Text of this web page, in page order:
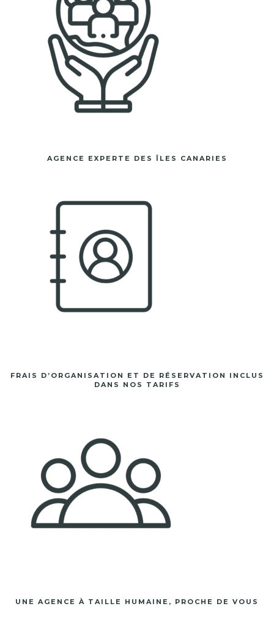
AGENCE EXPERTE DES ÎLES CANARIES
FRAIS D’ORGANISATION ET DE RÉSERVATION INCLUS
DANS NOS TARIFS
UNE AGENCE À TAILLE HUMAINE, PROCHE DE VOUS